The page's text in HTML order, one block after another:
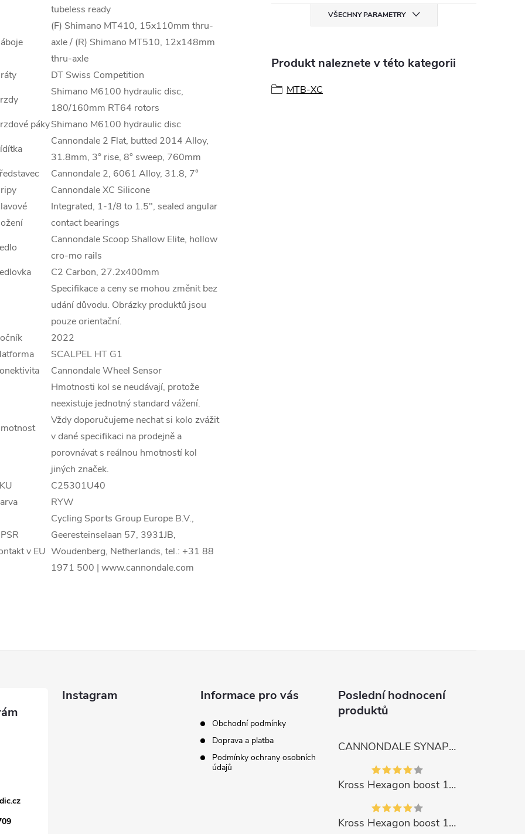
tubeless ready
(F) Shimano MT410, 15x110mm thru-
axle / (R) Shimano MT510, 12x148mm
thru-axle
DT Swiss Competition
Shimano M6100 hydraulic disc,
180/160mm RT64 rotors
pákyShimano M6100 hydraulic disc
Cannondale 2 Flat, butted 2014 Alloy,
31.8mm, 3° rise, 8° sweep, 760mm
Cannondale 2, 6061 Alloy, 31.8, 7°
Cannondale XC Silicone
Integrated, 1-1/8 to 1.5", sealed angular
contact bearings
Cannondale Scoop Shallow Elite, hollow
cro-mo rails
C2 Carbon, 27.2x400mm
Specifikace a ceny se mohou změnit bez
udání důvodu. Obrázky produktů jsou
pouze orientační.
2022
SCALPEL HT G1
Cannondale Wheel Sensor
Hmotnosti kol se neudávají, protože
neexistuje jednotný standard vážení.
Vždy doporučujeme nechat si kolo zvážit
v dané specifikaci na prodejně a
porovnávat s reálnou hmotností kol
jiných značek.
C25301U40
RYW
v EU
Cycling Sports Group Europe B.V.,
Geeresteinselaan 57, 3931JB,
Woudenberg, Netherlands, tel.: +31 88
1971 500 | www.cannondale.com
VŠECHNY PARAMETRY
Produkt naleznete v této kategorii
MTB-XC
Instagram Informace pro vás
Obchodní podmínky
Doprava a platba
Podmínky ochrany osobních
údajů
Poslední hodnocení
produktů
CANNONDALE SYNAPSE CARBON 4
Kross Hexagon boost 1.0 500Wh 2023
Kross Hexagon boost 1.0 500Wh 2023